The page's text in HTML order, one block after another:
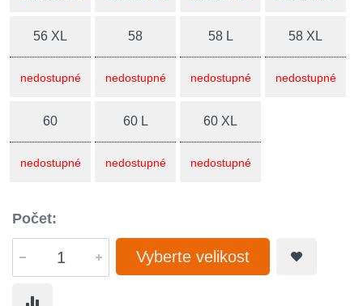
56 XL
nedostupné
58
nedostupné
58 L
nedostupné
58 XL
nedostupné
60
nedostupné
60 L
nedostupné
60 XL
nedostupné
Počet:
Vyberte velikost